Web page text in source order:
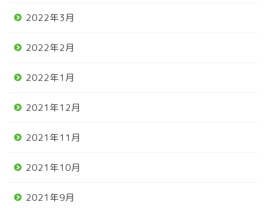
2022年3月
2022年2月
2022年1月
2021年12月
2021年11月
2021年10月
2021年9月